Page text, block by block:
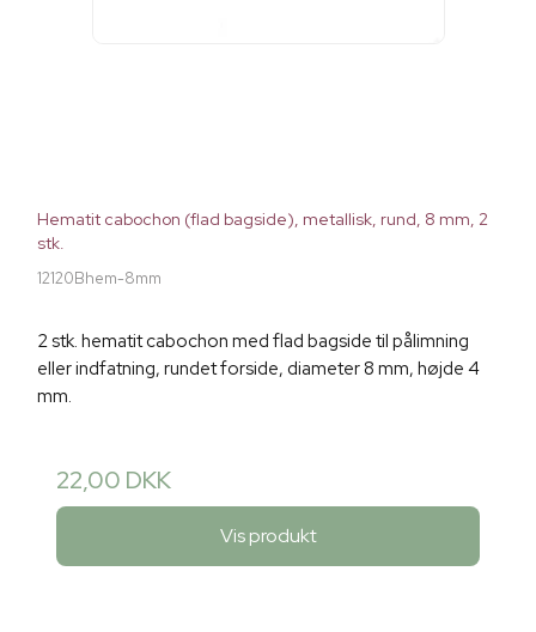
Hematit cabochon (flad bagside), metallisk, rund, 8 mm, 2
stk.
12120Bhem-8mm
2 stk. hematit cabochon med flad bagside til pålimning
eller indfatning, rundet forside, diameter 8 mm, højde 4
mm.
22,00 DKK
Vis produkt